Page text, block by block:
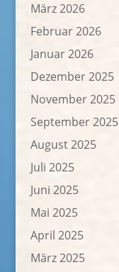
März 2026
Februar 2026
Januar 2026
Dezember 2025
November 2025
September 2025
August 2025
Juli 2025
Juni 2025
Mai 2025
April 2025
März 2025